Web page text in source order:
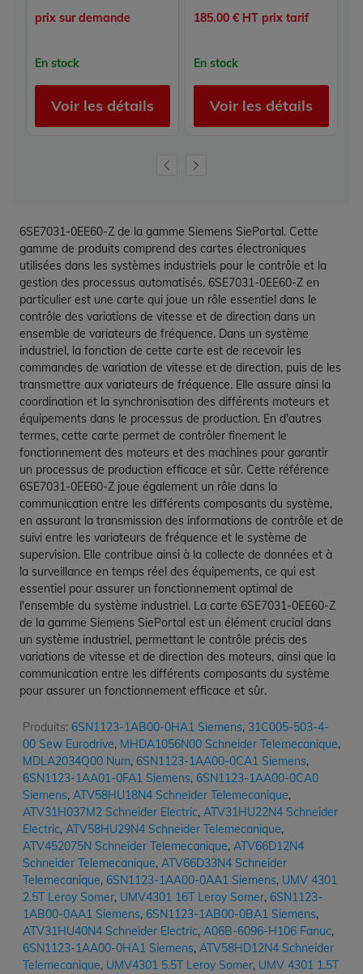
prix sur demande
En stock
Voir les détails
185.00 € HT prix tarif
En stock
Voir les détails
6SE7031-0EE60-Z de la gamme Siemens SiePortal. Cette
gamme de produits comprend des cartes électroniques
utilisées dans les systèmes industriels pour le contrôle et la
gestion des processus automatisés. 6SE7031-0EE60-Z en
particulier est une carte qui joue un rôle essentiel dans le
contrôle des variations de vitesse et de direction dans un
ensemble de variateurs de fréquence. Dans un système
industriel, la fonction de cette carte est de recevoir les
commandes de variation de vitesse et de direction, puis de les
transmettre aux variateurs de fréquence. Elle assure ainsi la
coordination et la synchronisation des différents moteurs et
équipements dans le processus de production. En d'autres
termes, cette carte permet de contrôler finement le
fonctionnement des moteurs et des machines pour garantir
un processus de production efficace et sûr. Cette référence
6SE7031-0EE60-Z joue également un rôle dans la
communication entre les différents composants du système,
en assurant la transmission des informations de contrôle et de
suivi entre les variateurs de fréquence et le système de
supervision. Elle contribue ainsi à la collecte de données et à
la surveillance en temps réel des équipements, ce qui est
essentiel pour assurer un fonctionnement optimal de
l'ensemble du système industriel. La carte 6SE7031-0EE60-Z
de la gamme Siemens SiePortal est un élément crucial dans
un système industriel, permettant le contrôle précis des
variations de vitesse et de direction des moteurs, ainsi que la
communication entre les différents composants du système
pour assurer un fonctionnement efficace et sûr.
Produits: 6SN1123-1AB00-0HA1 Siemens, 31C005-503-4-
00 Sew Eurodrive, MHDA1056N00 Schneider Telemecanique,
MDLA2034Q00 Num, 6SN1123-1AA00-0CA1 Siemens,
6SN1123-1AA01-0FA1 Siemens, 6SN1123-1AA00-0CA0
Siemens, ATV58HU18N4 Schneider Telemecanique,
ATV31H037M2 Schneider Electric, ATV31HU22N4 Schneider
Electric, ATV58HU29N4 Schneider Telemecanique,
ATV452075N Schneider Telemecanique, ATV66D12N4
Schneider Telemecanique, ATV66D33N4 Schneider
Telemecanique, 6SN1123-1AA00-0AA1 Siemens, UMV 4301
2.5T Leroy Somer, UMV4301 16T Leroy Somer, 6SN1123-
1AB00-0AA1 Siemens, 6SN1123-1AB00-0BA1 Siemens,
ATV31HU40N4 Schneider Electric, A06B-6096-H106 Fanuc,
6SN1123-1AA00-0HA1 Siemens, ATV58HD12N4 Schneider
Telemecanique, UMV4301 5.5T Leroy Somer, UMV 4301 1.5T